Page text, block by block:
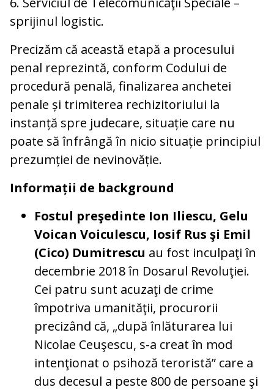
sprijinul logistic.
Precizăm că această etapă a procesului
penal reprezintă, conform Codului de
procedură penală, finalizarea anchetei
penale și trimiterea rechizitoriului la
instanță spre judecare, situație care nu
poate să înfrângă în nicio situație principiul
prezumției de nevinovăție.
Informații de background
Fostul preşedinte Ion Iliescu, Gelu
Voican Voiculescu, Iosif Rus şi Emil
(Cico) Dumitrescu au fost inculpaţi în
decembrie 2018 în Dosarul Revoluţiei.
Cei patru sunt acuzaţi de crime
împotriva umanităţii, procurorii
precizând că, „după înlăturarea lui
Nicolae Ceuşescu, s-a creat în mod
intenţionat o psihoză teroristă” care a
dus decesul a peste 800 de persoane şi